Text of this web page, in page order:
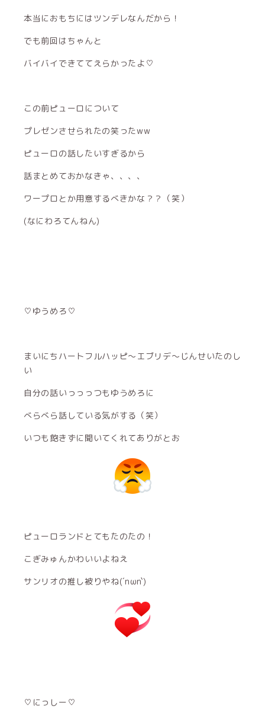
本当におもちにはツンデレなんだから！
でも前回はちゃんと
バイバイできててえらかったよ♡
この前ピューロについて
プレゼンさせられたの笑ったww
ピューロの話したいすぎるから
話まとめておかなきゃ、、、、
ワープロとか用意するべきかな？？（笑）
(なにわろてんねん)
♡ゆうめろ♡
まいにちハートフルハッピ～エブリデ～じんせいたのし
い
自分の話いっっっつもゆうめろに
べらべら話している気がする（笑）
いつも飽きずに聞いてくれてありがとお
ピューロランドとてもたのたの！
こぎみゅんかわいいよねえ
サンリオの推し被りやね(´nωn`)
♡にっしー♡